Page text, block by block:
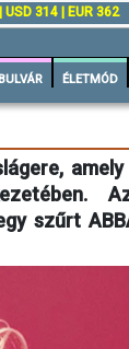
USD 314 | EUR 362
BULVÁR ÉLETMÓD
szűrt